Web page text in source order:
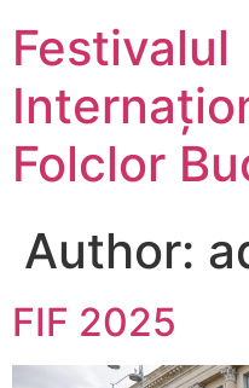
Festivalul
Folclor
Author:
FIF 2025